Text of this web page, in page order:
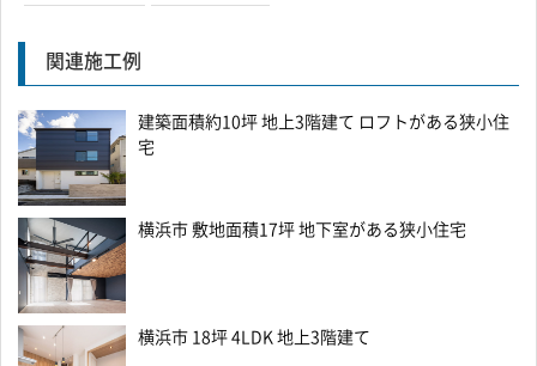
関連施工例
建築面積約10坪 地上3階建て ロフトがある狭小住
宅
横浜市 敷地面積17坪 地下室がある狭小住宅
横浜市 18坪 4LDK 地上3階建て